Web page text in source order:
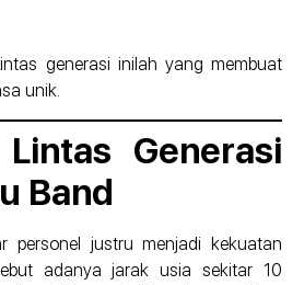
generasi inilah yang membuat
unik.
Generasi
Band
personel justru menjadi kekuatan
adanya jarak usia sekitar 10